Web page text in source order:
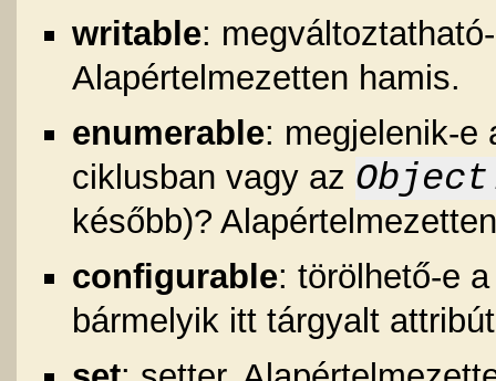
writable:
Alapértelmezetten hamis.
enumerable: megjelenik-e
ciklusban vagy az
később)?
configurable: törölhető-e
bármelyik itt tárgyalt